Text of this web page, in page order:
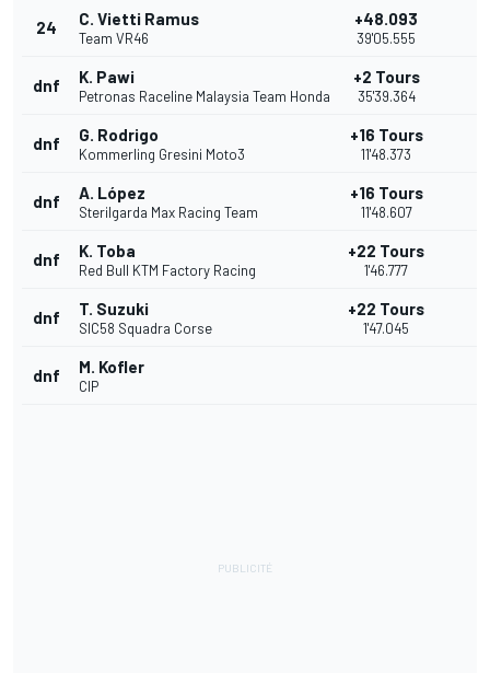
24 C. Vietti Ramus
Team VR46
+48.093
39'05.555
dnf K. Pawi
Petronas Raceline Malaysia Team Honda
+2 Tours
35'39.364
dnf G. Rodrigo
Kommerling Gresini Moto3
+16 Tours
11'48.373
dnf A. López
Sterilgarda Max Racing Team
+16 Tours
11'48.607
dnf K. Toba
Red Bull KTM Factory Racing
+22 Tours
1'46.777
dnf T. Suzuki
SIC58 Squadra Corse
+22 Tours
1'47.045
dnf M. Kofler
CIP